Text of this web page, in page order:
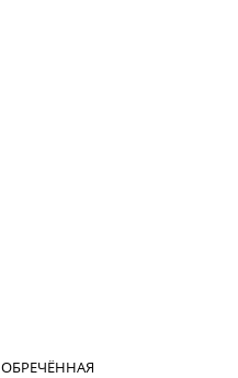
ОБРЕЧЁННАЯ